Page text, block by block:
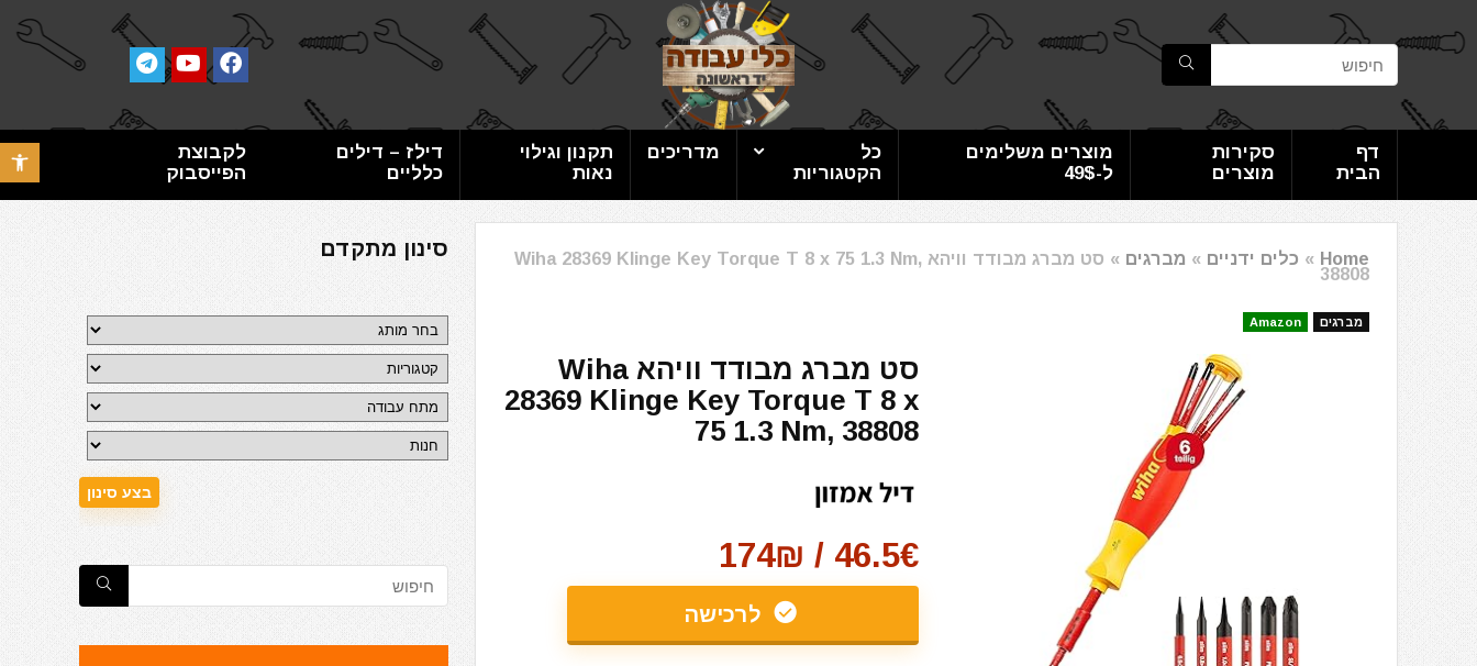
פתח
דף
הבית
סקירות
מוצרים
מוצרים משלימים
ל-49$
כל
הקטגוריות
מדריכים
תקנון וגילוי
נאות
דילז – דילים
כלליים
לקבוצת
הפייסבוק
Home
» כלים ידניים » מברגים » סט מברג מבודד וויהא Wiha 28369 Klinge Key Torque T 8 x 75 1.3 Nm,
38808
מברגים Amazon
סט מברג מבודד וויהא Wiha
28369 Klinge Key Torque T 8 x
75 1.3 Nm, 38808
46.5€ / 174₪
לרכישה
סינון מתקדם